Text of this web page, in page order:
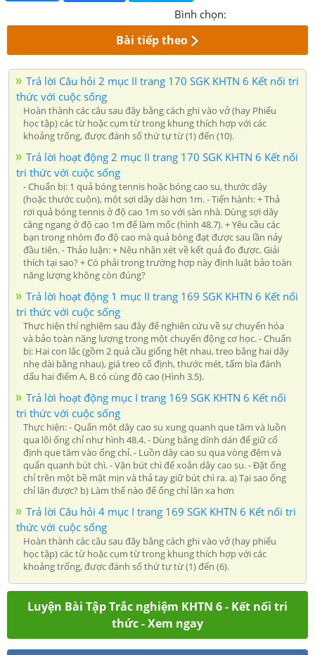
Bình chọn:
Bài tiếp theo
Trả lời Câu hỏi 2 mục II trang 170 SGK KHTN 6 Kết nối tri
thức với cuộc sống
Hoàn thành các câu sau đây bằng cách ghi vào vở (hay Phiếu
học tập) các từ hoặc cụm từ trong khung thích hợp với các
khoảng trống, được đánh số thứ tự từ (1) đến (10).
Trả lời hoạt động 2 mục II trang 170 SGK KHTN 6 Kết nối
tri thức với cuộc sống
- Chuẩn bị: 1 quả bóng tennis hoặc bóng cao su, thước dây
(hoặc thước cuộn), một sợi dây dài hơn 1m. - Tiến hành: + Thả
rơi quả bóng tennis ở độ cao 1m so với sàn nhà. Dùng sợi dây
căng ngang ở độ cao 1m để làm mốc (hình 48.7). + Yêu cầu các
bạn trong nhóm đo độ cao mà quả bóng đạt được sau lần nảy
đầu tiên. - Thảo luận: + Nêu nhận xét về kết quả đo được. Giải
thích tại sao? + Có phải trong trường hợp này định luật bảo toàn
năng lượng không còn đúng?
Trả lời hoạt động 1 mục II trang 169 SGK KHTN 6 Kết nối
tri thức với cuộc sống
Thực hiện thí nghiệm sau đây để nghiên cứu về sự chuyển hóa
và bảo toàn năng lượng trong một chuyển động cơ học. - Chuẩn
bị: Hai con lắc (gồm 2 quả cầu giống hệt nhau, treo bằng hai dây
nhẹ dài bằng nhau), giá treo cố định, thước mét, tấm bìa đánh
dấu hai điểm A, B có cùng độ cao (Hình 3.5).
Trả lời hoạt động mục I trang 169 SGK KHTN 6 Kết nối
tri thức với cuộc sống
Thực hiện: - Quấn một dây cao su xung quanh que tăm và luồn
qua lõi ống chỉ như hình 48.4. - Dùng băng dính dán để giữ cố
định que tăm vào ống chỉ. - Luồn dây cao su qua vòng đệm và
quấn quanh bút chì. - Vặn bút chì để xoắn dây cao su. - Đặt ống
chỉ trên một bề mặt mịn và thả tay giữ bút chì ra. a) Tại sao ống
chỉ lăn được? b) Làm thế nào để ống chỉ lăn xa hơn
Trả lời Câu hỏi 4 mục I trang 169 SGK KHTN 6 Kết nối tri
thức với cuộc sống
Hoàn thành các câu sau đây bằng cách ghi vào vở (hay phiếu
học tập) các từ hoặc cụm từ trong khung thích hợp với các
khoảng trống, được đánh số thứ tự từ (1) đến (6).
Luyện Bài Tập Trắc nghiệm KHTN 6 - Kết nối tri
thức - Xem ngay